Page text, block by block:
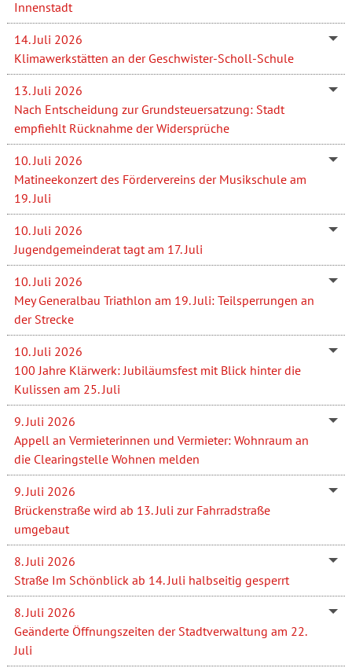
Innenstadt
14. Juli 2026
Klimawerkstätten an der Geschwister-Scholl-Schule
13. Juli 2026
Nach Entscheidung zur Grundsteuersatzung: Stadt
empfiehlt Rücknahme der Widersprüche
10. Juli 2026
Matineekonzert des Fördervereins der Musikschule am
19. Juli
10. Juli 2026
Jugendgemeinderat tagt am 17. Juli
10. Juli 2026
Mey Generalbau Triathlon am 19. Juli: Teilsperrungen an
der Strecke
10. Juli 2026
100 Jahre Klärwerk: Jubiläumsfest mit Blick hinter die
Kulissen am 25. Juli
9. Juli 2026
Appell an Vermieterinnen und Vermieter: Wohnraum an
die Clearingstelle Wohnen melden
9. Juli 2026
Brückenstraße wird ab 13. Juli zur Fahrradstraße
umgebaut
8. Juli 2026
Straße Im Schönblick ab 14. Juli halbseitig gesperrt
8. Juli 2026
Geänderte Öffnungszeiten der Stadtverwaltung am 22.
Juli